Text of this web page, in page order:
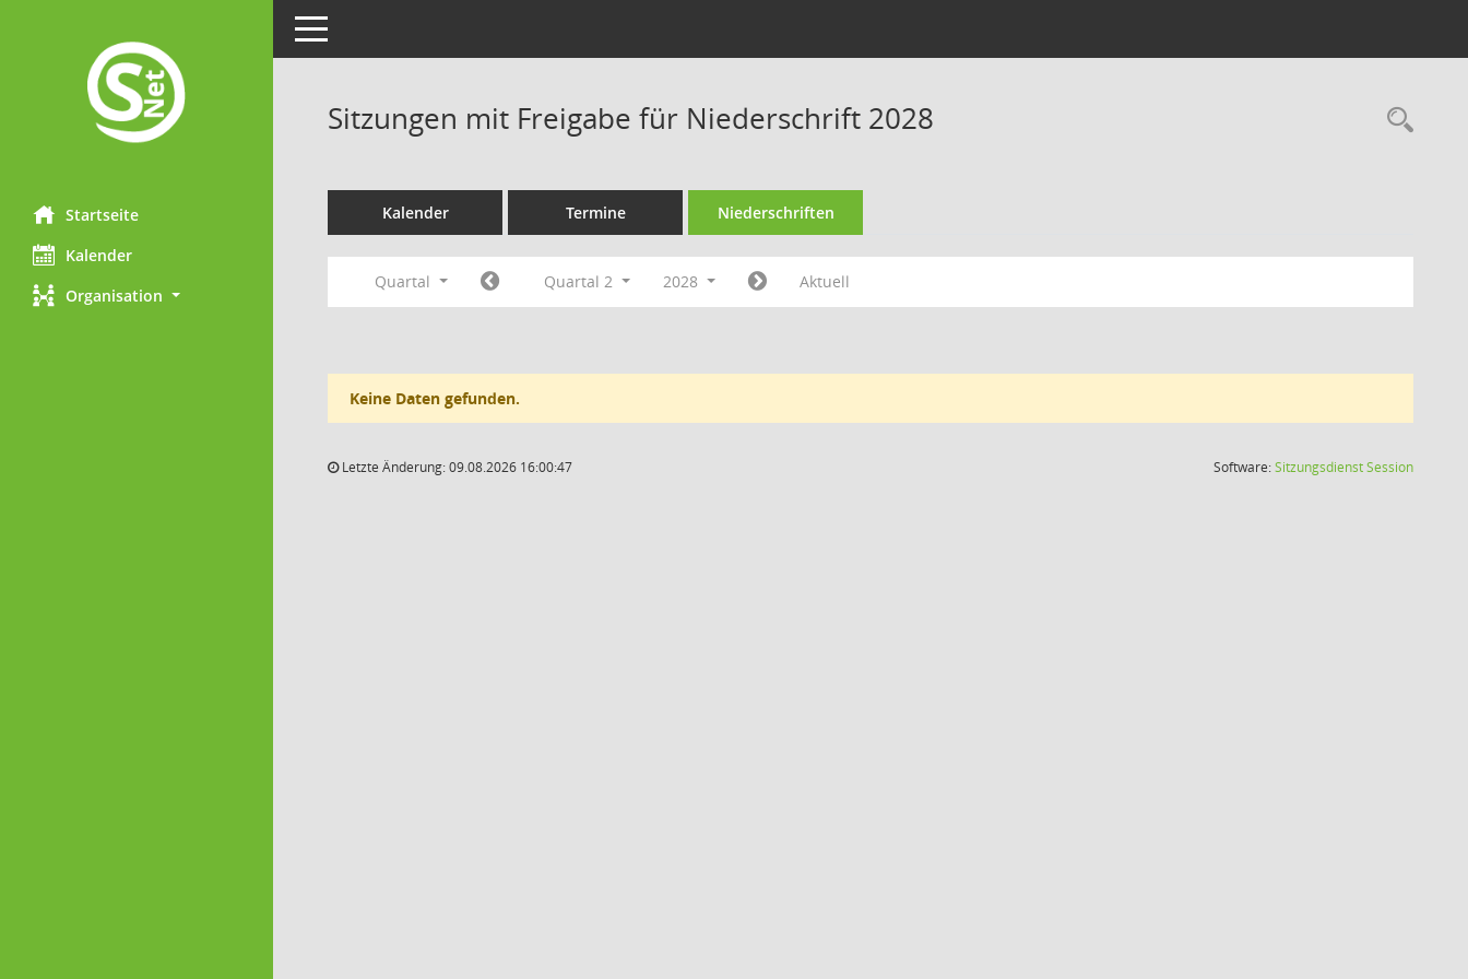
Startseite
Kalender
Organisation
Toggle navigation
Sitzungen mit Freigabe für Niederschrift 2028
Kalender Termine Niederschriften
Quartal Quartal 2 2028 Aktuell
Keine Daten gefunden.
Letzte Änderung: 09.08.2026 16:00:47 Software:SitzungsdienstSession(Wird in